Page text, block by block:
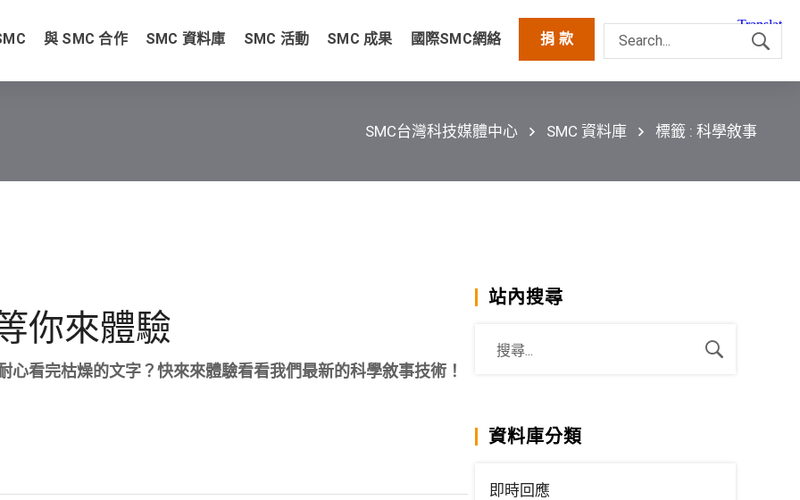
與 SMC 合作 SMC 資料庫 SMC 活動 SMC 成果 國際SMC網絡 捐 款
SMC台灣科技媒體中心 SMC 資料庫 標籤 : 科學敘事
你來體驗
看完枯燥的文字？快來來體驗看看我們最新的科學敘事技術！
站內搜尋
資料庫分類
即時回應